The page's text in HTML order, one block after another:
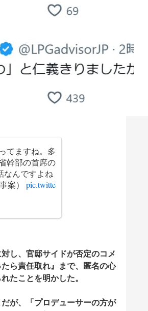
てますね。多
幹部の首席の
なんですよね
案） pic.twitte
し、官邸サイドが否定のコメ
ら責任取れ』まで、匿名の心
たことを明かした。
が、「プロデューサーの方が